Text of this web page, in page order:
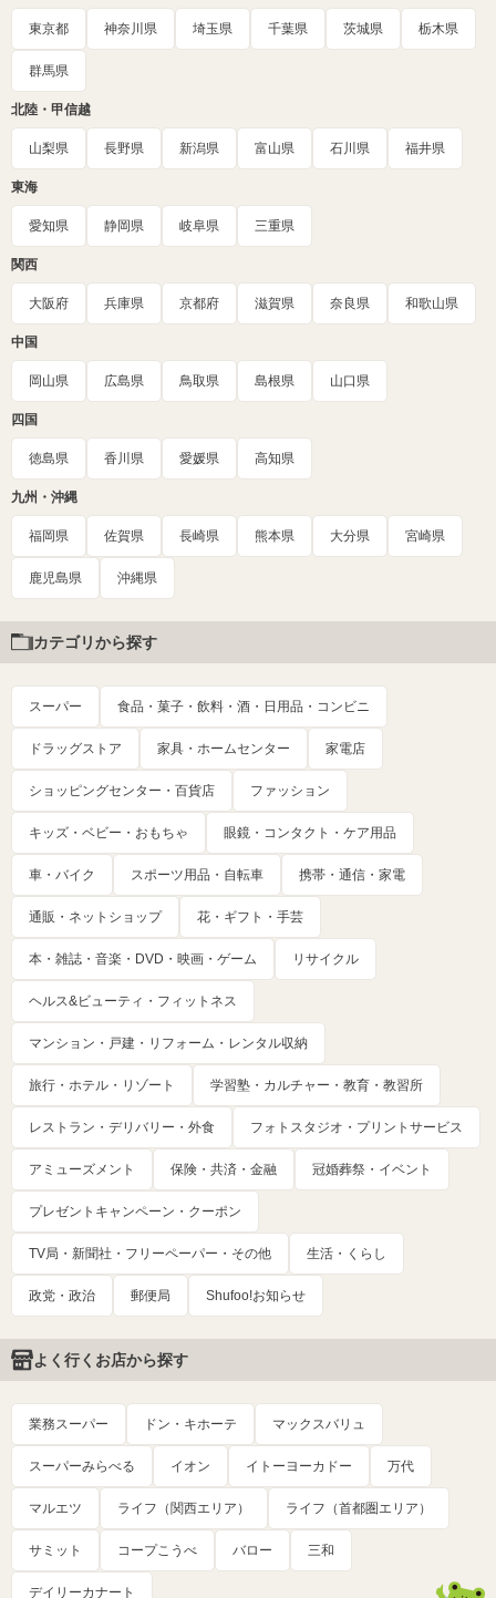
東京都 神奈川県 埼玉県 千葉県 茨城県 栃木県
群馬県
北陸・甲信越
山梨県 長野県 新潟県 富山県 石川県 福井県
東海
愛知県 静岡県 岐阜県 三重県
関西
大阪府 兵庫県 京都府 滋賀県 奈良県 和歌山県
中国
岡山県 広島県 鳥取県 島根県 山口県
四国
徳島県 香川県 愛媛県 高知県
九州・沖縄
福岡県 佐賀県 長崎県 熊本県 大分県 宮崎県
鹿児島県 沖縄県
カテゴリから探す
スーパー 食品・菓子・飲料・酒・日用品・コンビニ
ドラッグストア 家具・ホームセンター 家電店
ショッピングセンター・百貨店 ファッション
キッズ・ベビー・おもちゃ 眼鏡・コンタクト・ケア用品
車・バイク スポーツ用品・自転車 携帯・通信・家電
通販・ネットショップ 花・ギフト・手芸
本・雑誌・音楽・DVD・映画・ゲーム リサイクル
ヘルス&ビューティ・フィットネス
マンション・戸建・リフォーム・レンタル収納
旅行・ホテル・リゾート 学習塾・カルチャー・教育・教習所
レストラン・デリバリー・外食 フォトスタジオ・プリントサービス
アミューズメント 保険・共済・金融 冠婚葬祭・イベント
プレゼントキャンペーン・クーポン
TV局・新聞社・フリーペーパー・その他 生活・くらし
政党・政治 郵便局 Shufoo!お知らせ
よく行くお店から探す
業務スーパー ドン・キホーテ マックスバリュ
スーパーみらべる イオン イトーヨーカドー 万代
マルエツ ライフ（関西エリア） ライフ（首都圏エリア）
サミット コープこうべ バロー 三和
デイリーカナート